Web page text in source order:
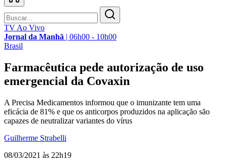
TV Ao Vivo
Jornal da Manhã | 06h00 - 10h00
Brasil
Farmacêutica pede autorização de uso
emergencial da Covaxin
A Precisa Medicamentos informou que o imunizante tem uma
eficácia de 81% e que os anticorpos produzidos na aplicação são
capazes de neutralizar variantes do vírus
Guilherme Strabelli
08/03/2021 às 22h19